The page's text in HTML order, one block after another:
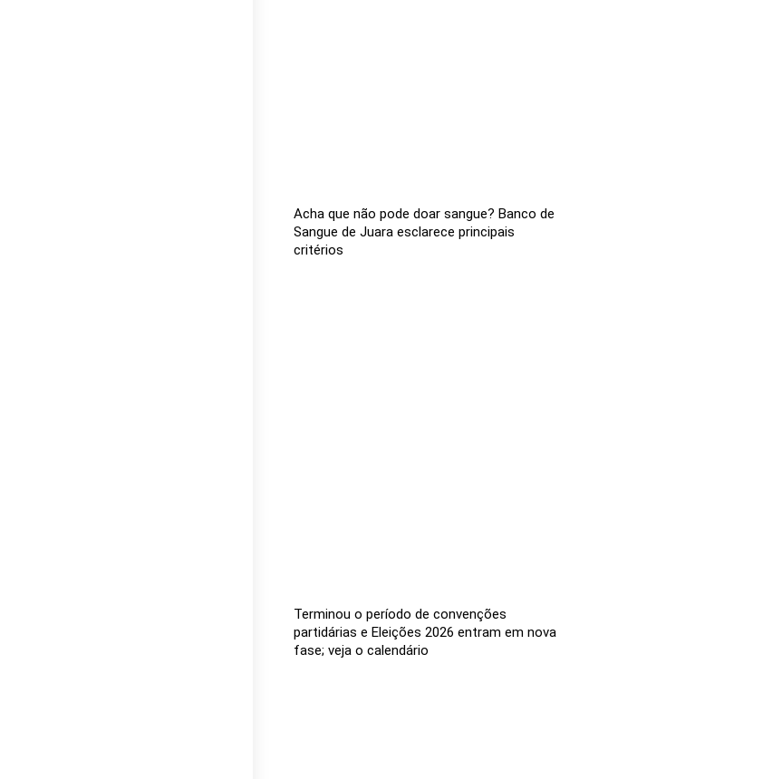
Acha que não pode doar sangue? Banco de
Sangue de Juara esclarece principais
critérios
Terminou o período de convenções
partidárias e Eleições 2026 entram em nova
fase; veja o calendário